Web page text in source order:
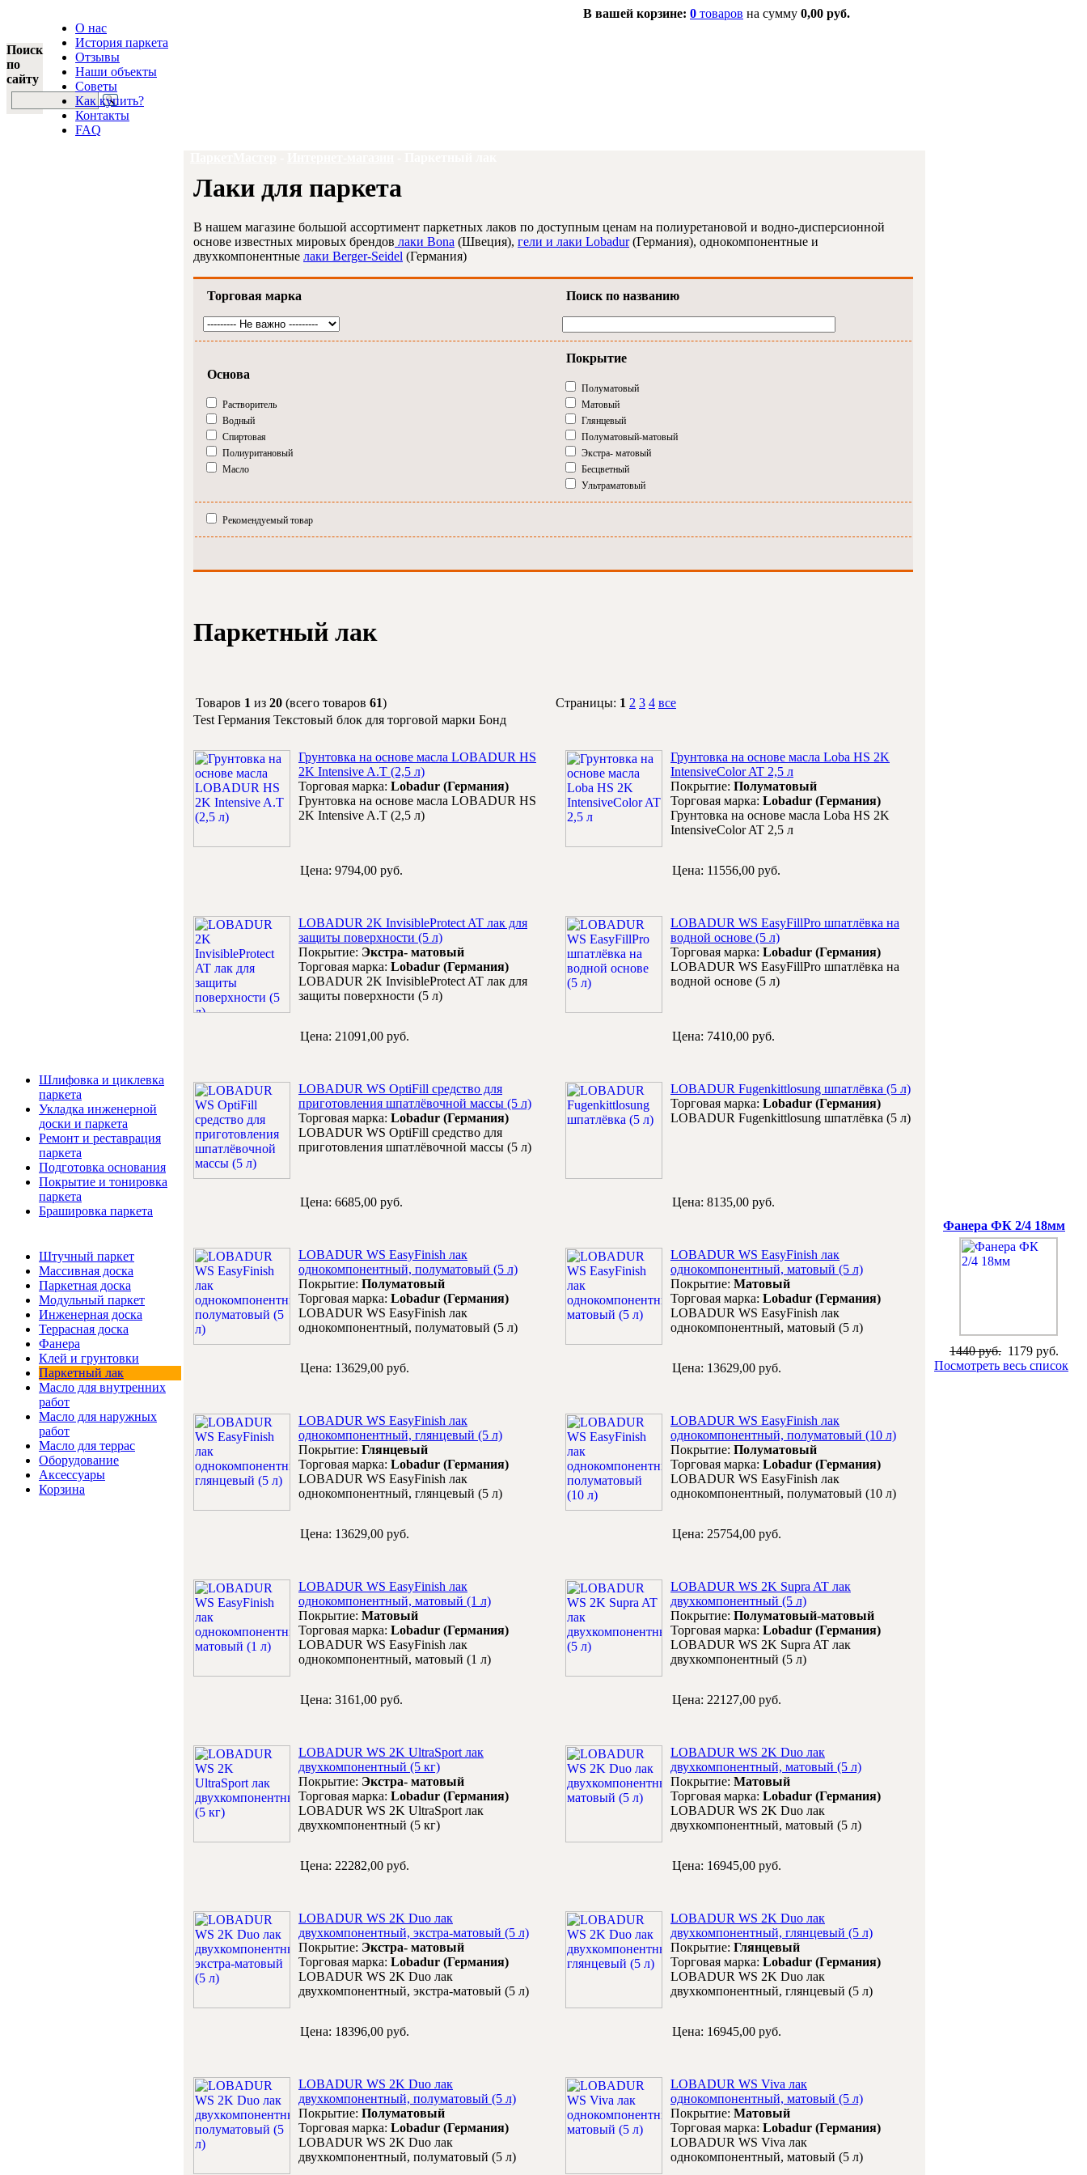
Поиск
по
сайту
В вашей корзине: 0 товаров на сумму 0,00 руб.
О нас
История паркета
Отзывы
Наши объекты
Советы
Как купить?
Контакты
FAQ
Шлифовка и циклевка
паркета
Укладка инженерной
доски и паркета
Ремонт и реставрация
паркета
Подготовка основания
Покрытие и тонировка
паркета
Брашировка паркета
Штучный паркет
Массивная доска
Паркетная доска
Модульный паркет
Инженерная доска
Террасная доска
Фанера
Клей и грунтовки
Паркетный лак
Масло для внутренних
работ
Масло для наружных
работ
Масло для террас
Оборудование
Аксессуары
Корзина
Лаки для паркета
В нашем магазине большой ассортимент паркетных лаков по доступным ценам на полиуретановой и водно-дисперсионной
основе известных мировых брендов лаки Bona (Швеция), гели и лаки Lobadur(Германия), однокомпонентные и
двухкомпонентные лаки Berger-Seidel (Германия)
Торговая марка Поиск по названию
Основа
Растворитель
Водный
Спиртовая
Полиуритановый
Масло
Покрытие
Полуматовый
Матовый
Глянцевый
Полуматовый-матовый
Экстра- матовый
Бесцветный
Ультраматовый
Рекомендуемый товар
Паркетный лак
Товаров 1 из 20 (всего товаров 61) Страницы: 1 2 3 4 все
Test Германия Текстовый блок для торговой марки Бонд
Грунтовка на основе масла LOBADUR HS
2K Intensive A.T (2,5 л)
Торговая марка: Lobadur (Германия)
Грунтовка на основе масла LOBADUR HS
2K Intensive A.T (2,5 л)
Цена: 9794,00 руб.
Грунтовка на основе масла Loba HS 2K
IntensiveColor AT 2,5 л
Покрытие: Полуматовый
Торговая марка: Lobadur (Германия)
Грунтовка на основе масла Loba HS 2K
IntensiveColor AT 2,5 л
Цена: 11556,00 руб.
LOBADUR 2K InvisibleProtect AT лак для
защиты поверхности (5 л)
Покрытие: Экстра- матовый
Торговая марка: Lobadur (Германия)
LOBADUR 2K InvisibleProtect AT лак для
защиты поверхности (5 л)
Цена: 21091,00 руб.
LOBADUR WS EasyFillPro шпатлёвка на
водной основе (5 л)
Торговая марка: Lobadur (Германия)
LOBADUR WS EasyFillPro шпатлёвка на
водной основе (5 л)
Цена: 7410,00 руб.
LOBADUR WS OptiFill средство для
приготовления шпатлёвочной массы (5 л)
Торговая марка: Lobadur (Германия)
LOBADUR WS OptiFill средство для
приготовления шпатлёвочной массы (5 л)
Цена: 6685,00 руб.
LOBADUR Fugenkittlosung шпатлёвка (5 л)
Торговая марка: Lobadur (Германия)
LOBADUR Fugenkittlosung шпатлёвка (5 л)
Цена: 8135,00 руб.
LOBADUR WS EasyFinish лак
однокомпонентный, полуматовый (5 л)
Покрытие: Полуматовый
Торговая марка: Lobadur (Германия)
LOBADUR WS EasyFinish лак
однокомпонентный, полуматовый (5 л)
Цена: 13629,00 руб.
LOBADUR WS EasyFinish лак
однокомпонентный, матовый (5 л)
Покрытие: Матовый
Торговая марка: Lobadur (Германия)
LOBADUR WS EasyFinish лак
однокомпонентный, матовый (5 л)
Цена: 13629,00 руб.
LOBADUR WS EasyFinish лак
однокомпонентный, глянцевый (5 л)
Покрытие: Глянцевый
Торговая марка: Lobadur (Германия)
LOBADUR WS EasyFinish лак
однокомпонентный, глянцевый (5 л)
Цена: 13629,00 руб.
LOBADUR WS EasyFinish лак
однокомпонентный, полуматовый (10 л)
Покрытие: Полуматовый
Торговая марка: Lobadur (Германия)
LOBADUR WS EasyFinish лак
однокомпонентный, полуматовый (10 л)
Цена: 25754,00 руб.
LOBADUR WS EasyFinish лак
однокомпонентный, матовый (1 л)
Покрытие: Матовый
Торговая марка: Lobadur (Германия)
LOBADUR WS EasyFinish лак
однокомпонентный, матовый (1 л)
Цена: 3161,00 руб.
LOBADUR WS 2K Supra AT лак
двухкомпонентный (5 л)
Покрытие: Полуматовый-матовый
Торговая марка: Lobadur (Германия)
LOBADUR WS 2K Supra AT лак
двухкомпонентный (5 л)
Цена: 22127,00 руб.
LOBADUR WS 2K UltraSport лак
двухкомпонентный (5 кг)
Покрытие: Экстра- матовый
Торговая марка: Lobadur (Германия)
LOBADUR WS 2K UltraSport лак
двухкомпонентный (5 кг)
Цена: 22282,00 руб.
LOBADUR WS 2K Duo лак
двухкомпонентный, матовый (5 л)
Покрытие: Матовый
Торговая марка: Lobadur (Германия)
LOBADUR WS 2K Duo лак
двухкомпонентный, матовый (5 л)
Цена: 16945,00 руб.
LOBADUR WS 2K Duo лак
двухкомпонентный, экстра-матовый (5 л)
Покрытие: Экстра- матовый
Торговая марка: Lobadur (Германия)
LOBADUR WS 2K Duo лак
двухкомпонентный, экстра-матовый (5 л)
Цена: 18396,00 руб.
LOBADUR WS 2K Duo лак
двухкомпонентный, глянцевый (5 л)
Покрытие: Глянцевый
Торговая марка: Lobadur (Германия)
LOBADUR WS 2K Duo лак
двухкомпонентный, глянцевый (5 л)
Цена: 16945,00 руб.
LOBADUR WS 2K Duo лак
двухкомпонентный, полуматовый (5 л)
Покрытие: Полуматовый
Торговая марка: Lobadur (Германия)
LOBADUR WS 2K Duo лак
двухкомпонентный, полуматовый (5 л)
LOBADUR WS Viva лак
однокомпонентный, матовый (5 л)
Покрытие: Матовый
Торговая марка: Lobadur (Германия)
LOBADUR WS Viva лак
однокомпонентный, матовый (5 л)
Фанера ФК 2/4 18мм
1440 руб. 1179 руб.
Посмотреть весь список